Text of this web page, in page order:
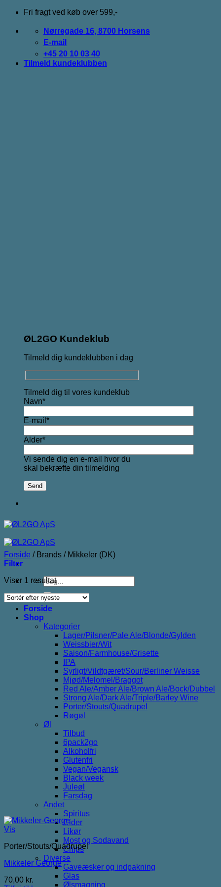
Fortsæt
indhold
Fri fragt ved køb over 599,-
Nørregade 16, 8700 Horsens
E-mail
+45 20 10 03 40
Tilmeld kundeklubben
ØL2GO Kundeklub
Tilmeld dig kundeklubben i dag
Tilmeld dig til vores kundeklub
Navn*
E-mail*
Alder*
Vi sende dig en e-mail hvor du
skal bekræfte din tilmelding
Søg
efter:
Forside
Shop
Kategorier
Lager/Pilsner/Pale Ale/Blonde/Gylden
Weissbier/Wit
Saison/Farmhouse/Grisette
IPA
Syrligt/Vildtgæret/Sour/Berliner Weisse
Mjød/Melomel/Braggot
Red Ale/Amber Ale/Brown Ale/Bock/Dubbel
Strong Ale/Dark Ale/Triple/Barley Wine
Porter/Stouts/Quadrupel
Røgøl
Øl
Tilbud
6pack2go
Alkoholfri
Glutenfri
Vegan/Vegansk
Black week
Juleøl
Farsdag
Andet
Spiritus
Cider
Likør
Most og Sodavand
Chips
Diverse
Gaveæsker og indpakning
Glas
Ølsmagning
Forside /Brands /Mikkeler (DK)
Filter
Viser 1 resultat
Vis
Porter/Stouts/Quadrupel
Mikkeler George
70,00 kr.